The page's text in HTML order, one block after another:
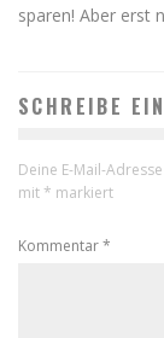
sparen! Aber erst
SCHREIBE
Deine E-Mail-
mit * markiert
Kommentar*